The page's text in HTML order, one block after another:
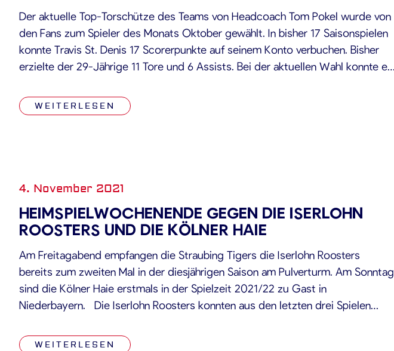
Der aktuelle Top-Torschütze des Teams von Headcoach Tom Pokel wurde von
den Fans zum Spieler des Monats Oktober gewählt. In bisher 17 Saisonspielen
konnte Travis St. Denis 17 Scorerpunkte auf seinem Konto verbuchen. Bisher
erzielte der 29-Jährige 11 Tore und 6 Assists. Bei der aktuellen Wahl konnte er
WEITERLESEN
4. November 2021
HEIMSPIELWOCHENENDE GEGEN DIE ISERLOHN
ROOSTERS UND DIE KÖLNER HAIE
Am Freitagabend empfangen die Straubing Tigers die Iserlohn Roosters
bereits zum zweiten Mal in der diesjährigen Saison am Pulverturm. Am Sonntag
sind die Kölner Haie erstmals in der Spielzeit 2021/22 zu Gast in
Niederbayern. Die Iserlohn Roosters konnten aus den letzten drei Spielen
Die […]WEITERLESEN